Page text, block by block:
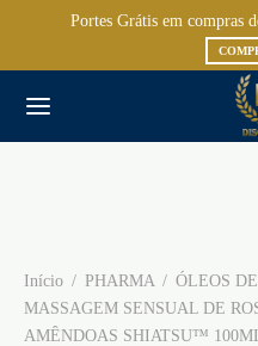
Portes Grátis em compras
Início / PHARMA / ÓLEOS
MASSAGEM SENSUAL DE
AMÊNDOAS SHIATSU™